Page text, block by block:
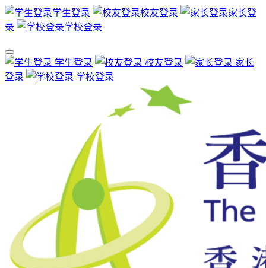
学生登录 校友登录
家长登
录
学校登录
学生登录 校友登录
家长
登录
学校登录